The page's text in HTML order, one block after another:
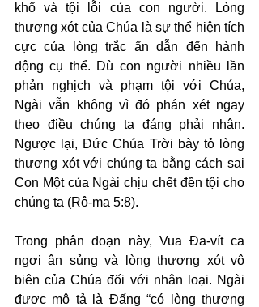
khổ và tội lỗi của con người. Lòng
thương xót của Chúa là sự thể hiện tích
cực của lòng trắc ẩn dẫn đến hành
động cụ thể. Dù con người nhiều lần
phản nghịch và phạm tội với Chúa,
Ngài vẫn không vì đó phán xét ngay
theo điều chúng ta đáng phải nhận.
Ngược lại, Đức Chúa Trời bày tỏ lòng
thương xót với chúng ta bằng cách sai
Con Một của Ngài chịu chết đền tội cho
chúng ta (Rô-ma 5:8).
Trong phân đoạn này, Vua Đa-vít ca
ngợi ân sủng và lòng thương xót vô
biên của Chúa đối với nhân loại. Ngài
được mô tả là Đấng “có lòng thương